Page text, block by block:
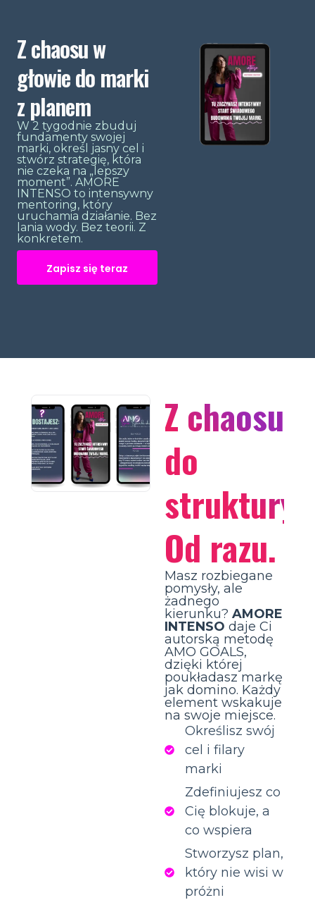
Z chaosu w
głowie do marki
z planem
W 2 tygodnie zbuduj
fundamenty swojej
marki, określ jasny cel i
stwórz strategię, która
nie czeka na „lepszy
moment”. AMORE
INTENSO to intensywny
mentoring, który
uruchamia działanie. Bez
lania wody. Bez teorii. Z
konkretem.
Zapisz się teraz
Z chaosu
do
struktury.
Od razu.
Masz rozbiegane
pomysły, ale
żadnego
kierunku? AMORE
INTENSO daje Ci
autorską metodę
AMO GOALS,
dzięki której
poukładasz markę
jak domino. Każdy
element wskakuje
na swoje miejsce.
Określisz swój
cel i filary
marki
Zdefiniujesz co
Cię blokuje, a
co wspiera
Stworzysz plan,
który nie wisi w
próżni